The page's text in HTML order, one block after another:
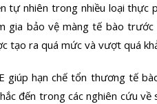
tự nhiên trong nhiều loại thực
gia bảo vệ màng tế bào
tạo ra quá mức và vượt quá
giúp hạn chế tổn thương tế
đến trong các nghiên cứu về